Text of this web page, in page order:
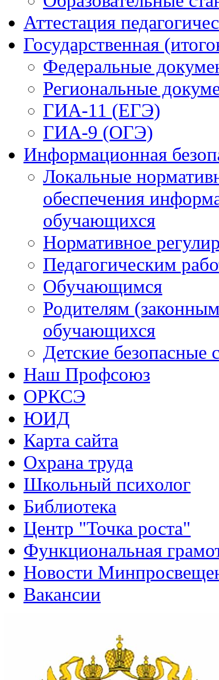
Региональные
ГИА-11 (ЕГЭ)
ГИА-9 (ОГЭ)
Информационная
Локальные
обеспечения
обучающихся
Нормативное
Педагогическим
Обучающимся
Родителям
обучающихся
Детские безопасные
Наш Профсоюз
ОРКСЭ
ЮИД
Карта сайта
Охрана труда
Школьный психолог
Библиотека
Центр "Точка роста"
Функциональная
Новости
Вакансии